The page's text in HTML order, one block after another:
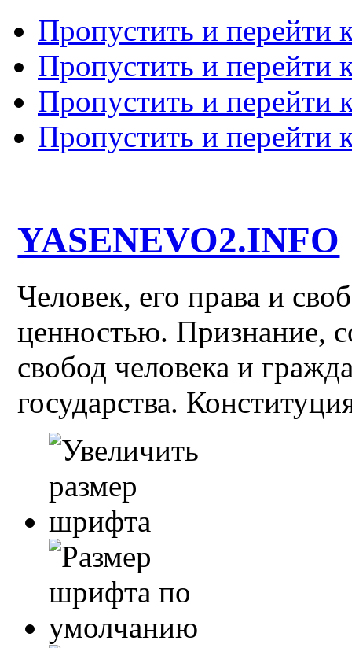
Пропустить и перейти
Пропустить и перейти
Пропустить и перейти
Пропустить и перейти
YASENEVO2.INFO
Человек, его права и
ценностью. Признание,
свобод человека и
государства.